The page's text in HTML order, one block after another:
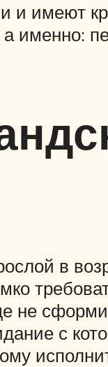
и имеют
именно:
в
не
с